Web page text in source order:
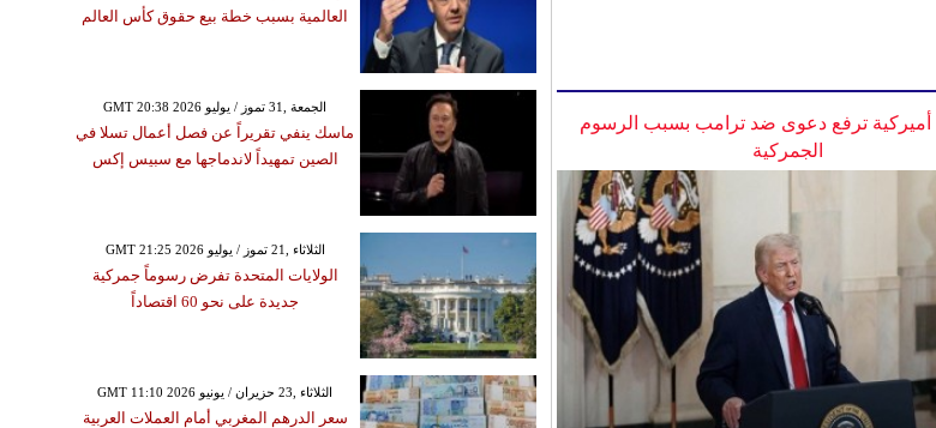
أميركية ترفع دعوى ضد ترامب بسبب الرسوم
الجمركية
العالمية بسبب خطة بيع حقوق كأس العالم
GMT 20:38 2026 الجمعة ,31 تموز / يوليو
ماسك ينفي تقريراً عن فصل أعمال تسلا في
الصين تمهيداً لاندماجها مع سبيس إكس
GMT 21:25 2026 الثلاثاء ,21 تموز / يوليو
الولايات المتحدة تفرض رسوماً جمركية
جديدة على نحو 60 اقتصاداً
GMT 11:10 2026 الثلاثاء ,23 حزيران / يونيو
سعر الدرهم المغربي أمام العملات العربية